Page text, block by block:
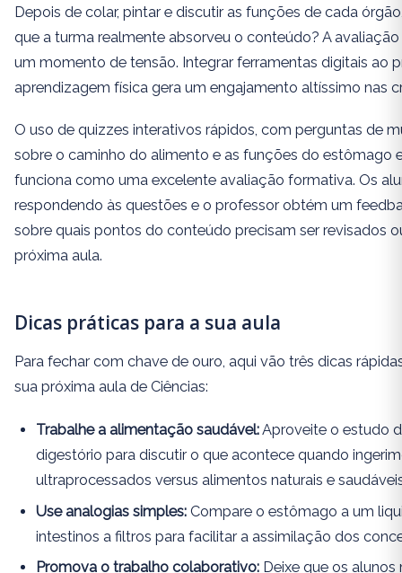
Depois de colar, pintar e discutir as funções de cada
que a turma realmente absorveu o conteúdo? A avaliação
um momento de tensão. Integrar ferramentas digitais ao
aprendizagem física gera um engajamento altíssimo nas
O uso de quizzes interativos rápidos, com perguntas de
sobre o caminho do alimento e as funções do estômago
funciona como uma excelente avaliação formativa. Os
respondendo às questões e o professor obtém um
sobre quais pontos do conteúdo precisam ser revisados
próxima aula.
Dicas práticas para a sua aula
Para fechar com chave de ouro, aqui vão três dicas
sua próxima aula de Ciências:
Trabalhe a alimentação saudável:Aproveite o estudo
digestório para discutir o que acontece quando
ultraprocessados versus alimentos naturais e
Use analogias simples: Compare o estômago a um
intestinos a filtros para facilitar a assimilação dos
Promova o trabalho colaborativo: Deixe que os